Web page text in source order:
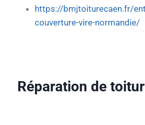
https://bmjtoiturecaen.fr/
couverture-vire-normandie/
Réparation de